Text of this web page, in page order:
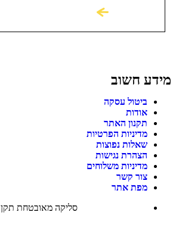
מידע חשוב
ביטול עסקה
אודות
תקנון האתר
מדיניות הפרטיות
שאלות נפוצות
הצהרת נגישות
מדיניות משלוחים
צור קשר
מפת אתר
סליקה מאובטחת תקן PCI